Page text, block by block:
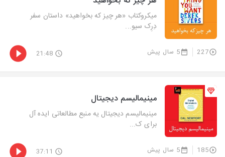
میکروکتاب «هر چیز که بخواهید» داستان سفر
دِرِک سیو...
227 5 سال پیش 21:48
مینیمالیسم دیجیتال
مینیمالیسم دیجیتال یه منبع مطالعاتی ایده آل
برای ک...
185 5 سال پیش 37:11